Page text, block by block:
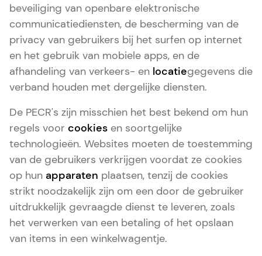
beveiliging van openbare elektronische
communicatiediensten, de bescherming van de
privacy van gebruikers bij het surfen op internet
en het gebruik van mobiele apps, en de
afhandeling van verkeers- en locatiegegevens die
verband houden met dergelijke diensten.
De PECR's zijn misschien het best bekend om hun
regels voor cookies en soortgelijke
technologieën. Websites moeten de toestemming
van de gebruikers verkrijgen voordat ze cookies
op hun apparaten plaatsen, tenzij de cookies
strikt noodzakelijk zijn om een door de gebruiker
uitdrukkelijk gevraagde dienst te leveren, zoals
het verwerken van een betaling of het opslaan
van items in een winkelwagentje.